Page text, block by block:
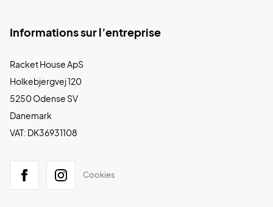
Informations sur l’entreprise
Racket House ApS
Holkebjergvej 120
5250 Odense SV
Danemark
VAT: DK36931108
Cookies